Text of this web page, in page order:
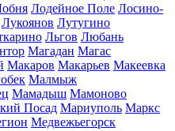
Лодейное Поле Лосино-
Лукоянов Лутугино
Льгов Любань
Магадан Магас
Макаров Макарьев Макеевка
Малмыж
Мамадыш Мамоново
Посад Мариуполь Маркс
Медвежьегорск